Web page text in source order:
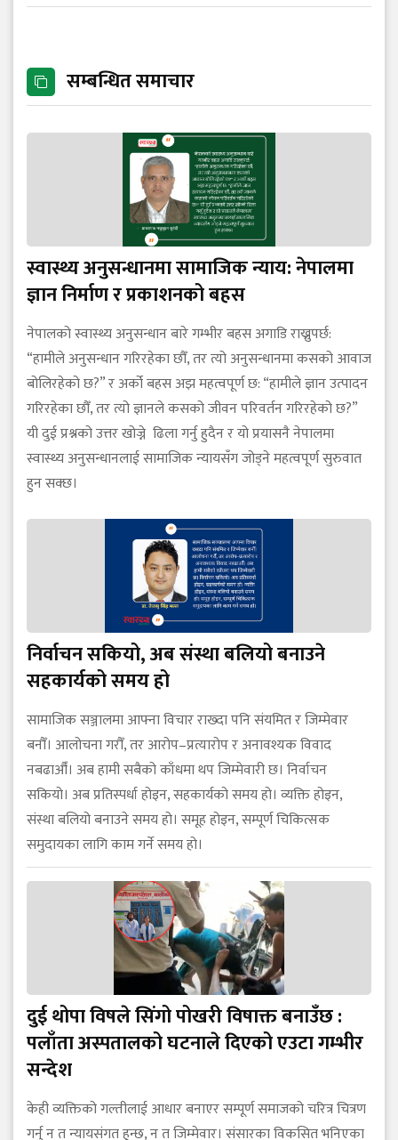
सम्बन्धित समाचार
स्वास्थ्य अनुसन्धानमा सामाजिक न्याय: नेपालमा
ज्ञान निर्माण र प्रकाशनको बहस
नेपालको स्वास्थ्य अनुसन्धान बारे गम्भीर बहस अगाडि राख्नुपर्छ:
“हामीले अनुसन्धान गरिरहेका छौँ, तर त्यो अनुसन्धानमा कसको आवाज
बोलिरहेको छ?” र अर्को बहस अझ महत्वपूर्ण छ: “हामीले ज्ञान उत्पादन
गरिरहेका छौँ, तर त्यो ज्ञानले कसको जीवन परिवर्तन गरिरहेको छ?”
यी दुई प्रश्नको उत्तर खोज्ने ढिला गर्नु हुदैन र यो प्रयासनै नेपालमा
स्वास्थ्य अनुसन्धानलाई सामाजिक न्यायसँग जोड्ने महत्वपूर्ण सुरुवात
हुन सक्छ।
निर्वाचन सकियो, अब संस्था बलियो बनाउने
सहकार्यको समय हो
सामाजिक सञ्जालमा आफ्ना विचार राख्दा पनि संयमित र जिम्मेवार
बनौँ। आलोचना गरौँ, तर आरोप–प्रत्यारोप र अनावश्यक विवाद
नबढाऔँ। अब हामी सबैको काँधमा थप जिम्मेवारी छ। निर्वाचन
सकियो। अब प्रतिस्पर्धा होइन, सहकार्यको समय हो। व्यक्ति होइन,
संस्था बलियो बनाउने समय हो। समूह होइन, सम्पूर्ण चिकित्सक
समुदायका लागि काम गर्ने समय हो।
दुई थोपा विषले सिंगो पोखरी विषाक्त बनाउँछ :
पलाँता अस्पतालको घटनाले दिएको एउटा गम्भीर
सन्देश
केही व्यक्तिको गल्तीलाई आधार बनाएर सम्पूर्ण समाजको चरित्र चित्रण
गर्नु न त न्यायसंगत हुन्छ, न त जिम्मेवार। संसारका विकसित भनिएका